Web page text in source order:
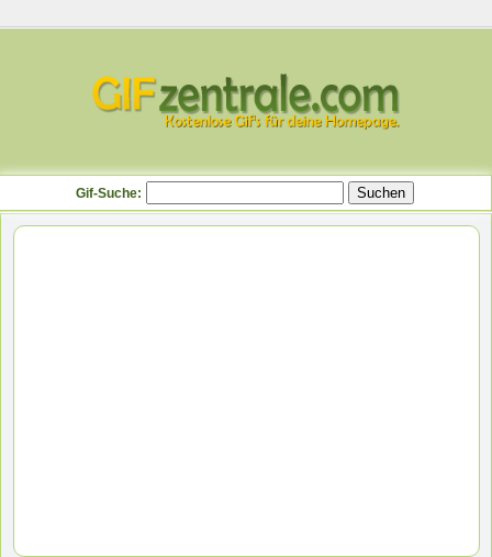
Gif-Suche: